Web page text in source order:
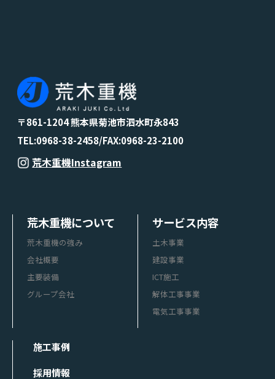
〒861-1204 熊本県菊池市泗水町永843
TEL:0968-38-2458/FAX:0968-23-2100
荒木重機Instagram
荒木重機について
荒木重機の強み
会社概要
主要装備
グループ会社
サービス内容
土木事業
建設事業
ICT施工
解体工事事業
電気工事事業
施工事例
採用情報